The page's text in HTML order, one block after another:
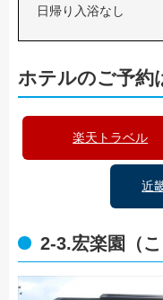
日帰り入浴なし
ホテルのご予約
楽天トラベル
近
2-3.宏楽園（こ